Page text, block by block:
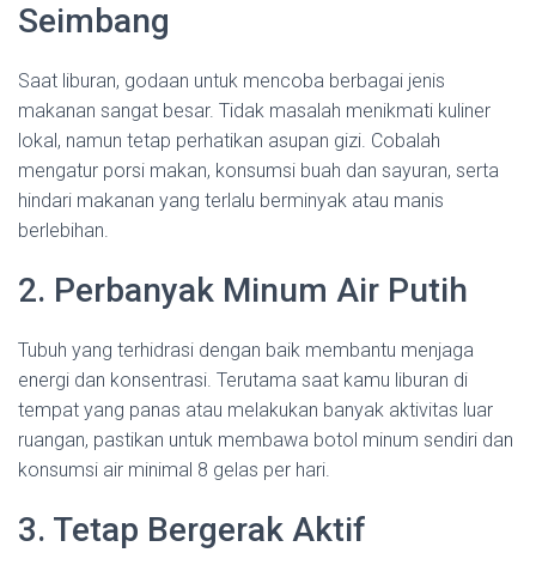
Seimbang
Saat liburan, godaan untuk mencoba berbagai jenis
makanan sangat besar. Tidak masalah menikmati kuliner
lokal, namun tetap perhatikan asupan gizi. Cobalah
mengatur porsi makan, konsumsi buah dan sayuran, serta
hindari makanan yang terlalu berminyak atau manis
berlebihan.
2. Perbanyak Minum Air Putih
Tubuh yang terhidrasi dengan baik membantu menjaga
energi dan konsentrasi. Terutama saat kamu liburan di
tempat yang panas atau melakukan banyak aktivitas luar
ruangan, pastikan untuk membawa botol minum sendiri dan
konsumsi air minimal 8 gelas per hari.
3. Tetap Bergerak Aktif